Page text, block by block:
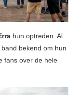
hun optreden. Al
bekend om hun
fans over de hele